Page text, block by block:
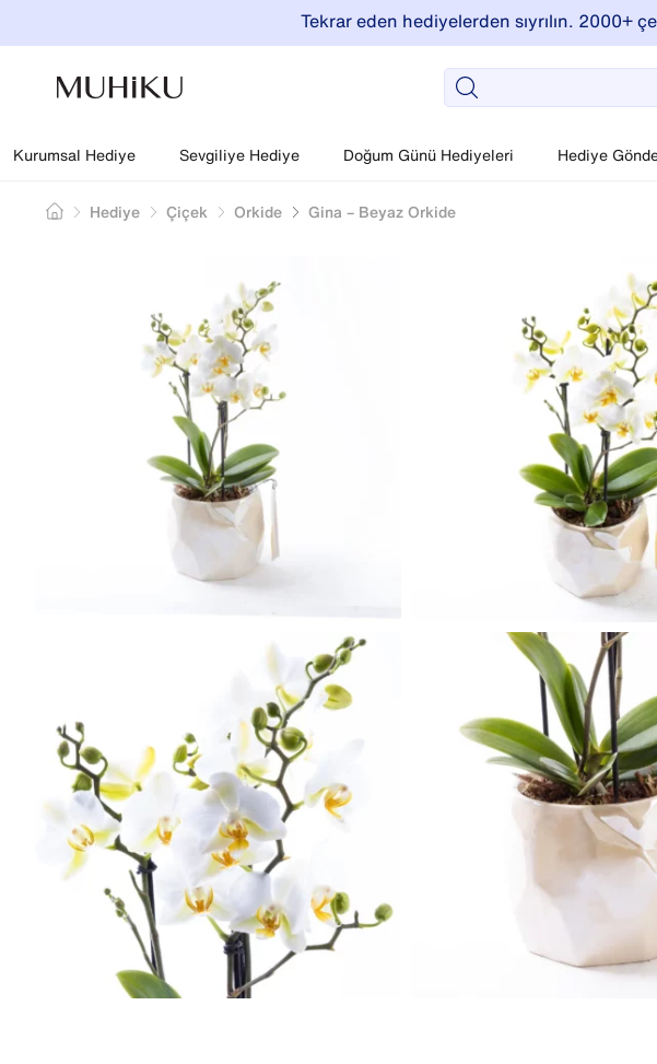
Tekrar eden hediyelerden sıyrılın. 2000+
Kurumsal Hediye Sevgiliye Hediye Doğum Günü Hediyeleri Hediye
Hediye Çiçek Orkide Gina – Beyaz Orkide